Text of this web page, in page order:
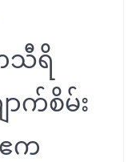
သီရိ
ာက်စိမ်း
က